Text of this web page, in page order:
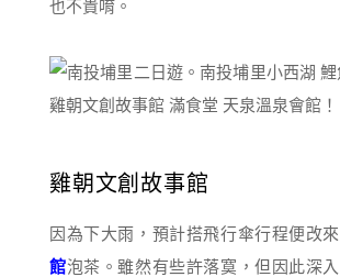
也不貴唷。
雞朝文創故事館
因為下大雨，預計搭飛行傘行程便改來
館泡茶。雖然有些許落寞，但因此深